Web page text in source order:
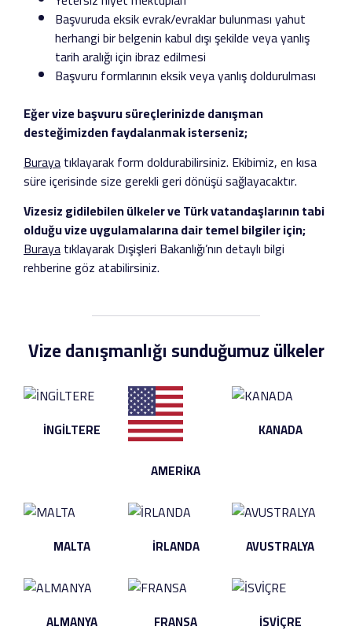
Başvuruda eksik evrak/evraklar bulunması yahut
herhangi bir belgenin kabul dışı şekilde veya yanlış
tarih aralığı için ibraz edilmesi
Başvuru formlarının eksik veya yanlış doldurulması
Eğer vize başvuru süreçlerinizde danışman
desteğimizden faydalanmak isterseniz;
Burayatıklayarak form doldurabilirsiniz. Ekibimiz, en kısa
süre içerisinde size gerekli geri dönüşü sağlayacaktır.
Vizesiz gidilebilen ülkeler ve Türk vatandaşlarının tabi
olduğu vize uygulamalarına dair temel bilgiler için;
Burayatıklayarak Dışişleri Bakanlığı’nın detaylı bilgi
rehberine göz atabilirsiniz.
Vize danışmanlığı sunduğumuz ülkeler
İNGİLTERE
AMERİKA
KANADA
MALTA İRLANDA AVUSTRALYA
ALMANYA FRANSA İSVİÇRE